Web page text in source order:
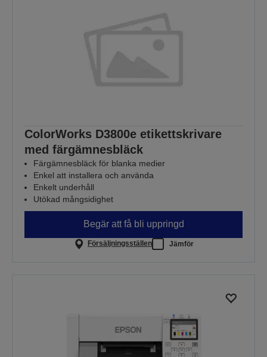
ColorWorks D3800e etikettskrivare
med färgämnesbläck
Färgämnesbläck för blanka medier
Enkel att installera och använda
Enkelt underhåll
Utökad mångsidighet
Begär att få bli uppringd
Försäljningsställen Jämför